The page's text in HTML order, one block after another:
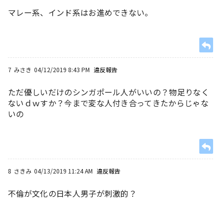
マレー系、インド系はお進めできない。
7 みさき 04/12/2019 8:43 PM 違反報告
ただ優しいだけのシンガポール人がいいの？物足りなく
ないｄｗすか？今まで変な人付き合ってきたからじゃな
いの
8 さきみ 04/13/2019 11:24 AM 違反報告
不倫が文化の日本人男子が刺激的？